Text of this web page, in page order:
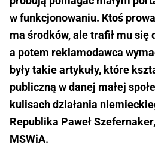
w funkcjonowaniu. Ktoś
ma środków, ale trafił mu się
a potem reklamodawca
były takie artykuły, które
publiczną w danej małej
kulisach działania
Republika Paweł
MSWiA.